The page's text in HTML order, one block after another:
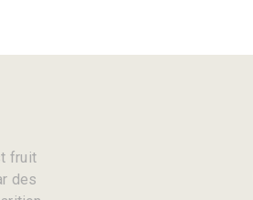
fruit
des